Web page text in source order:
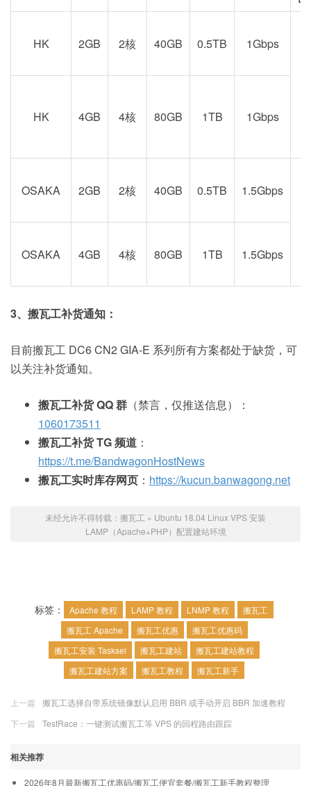
HK 2GB 2核 40GB 0.5TB 1Gbps
HK 4GB 4核 80GB 1TB 1Gbps
OSAKA 2GB 2核 40GB 0.5TB
1.5Gbps
OSAKA
4GB 4核 80GB 1TB 1.5Gbps
3、搬瓦工补货通知：
目前搬瓦工 DC6 CN2 GIA-E 系列所有方案都处于缺货，可
以关注补货通知。
搬瓦工补货 QQ 群 （禁言，仅推送信息）：
1060173511
搬瓦工补货 TG 频道 ：
https://t.me/BandwagonHostNews
搬瓦工实时库存网页 ： https://kucun.banwagong.net
未经允许不得转载： 搬瓦工 » Ubuntu 18.04 Linux VPS 安装
LAMP（Apache+PHP）配置建站环境
标签： Apache 教程 LAMP 教程 LNMP 教程
搬瓦工
搬瓦工 Apache
搬瓦工优惠
搬瓦工优惠码
搬瓦工安装 Tasksel
搬瓦工建站
搬瓦工建站教程
搬瓦工建站方案
搬瓦工教程 搬瓦工新手
上一篇
搬瓦工选择自带系统镜像默认启用 BBR 或手动开启 BBR 加速教程
下一篇
TestRace：一键测试搬瓦工等 VPS 的回程路由跟踪
相关推荐
2026年8月最新搬瓦工优惠码/搬瓦工便宜套餐/搬瓦工新手教程整理